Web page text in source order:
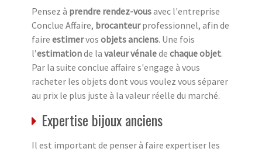
Pensez à prendre rendez-vousavec l'entreprise
Conclue Affaire, brocanteurprofessionnel, afin de
faire estimervos objets anciens. Une fois
l’estimationde la valeur vénalede chaque objet.
Par la suite conclue affaire s'engage à vous
racheter les objets dont vous voulez vous séparer
au prix le plus juste à la valeur réelle du marché.
Expertise bijoux anciens
Il est important de penser à faire expertiser les